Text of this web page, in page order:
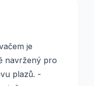
je
navržený pro
plazů. -